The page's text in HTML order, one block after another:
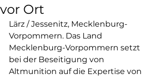
vor Ort
Lärz / Jessenitz, Mecklenburg-
Vorpommern. Das Land
Mecklenburg-Vorpommern setzt
bei der Beseitigung von
Altmunition auf die Expertise von